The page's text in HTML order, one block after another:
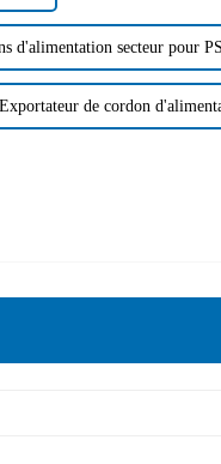
d'alimentation secteur pour
Exportateur de cordon